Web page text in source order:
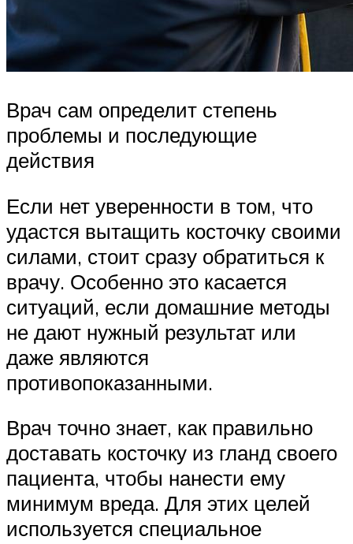
Врач сам определит степень
проблемы и последующие
действия
Если нет уверенности в том, что
удастся вытащить косточку своими
силами, стоит сразу обратиться к
врачу. Особенно это касается
ситуаций, если домашние методы
не дают нужный результат или
даже являются
противопоказанными.
Врач точно знает, как правильно
доставать косточку из гланд своего
пациента, чтобы нанести ему
минимум вреда. Для этих целей
используется специальное